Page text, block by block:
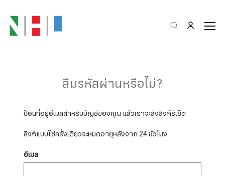
ลืมรหัสผ่านหรือไม่?
ป้อนที่อยู่อีเมลสำหรับบัญชีของคุณ แล้วเราจะส่งลิงก์รีเซ็ต
ลิงก์แบบใช้ครั้งเดียวจะหมดอายุหลังจาก 24 ชั่วโมง
อีเมล